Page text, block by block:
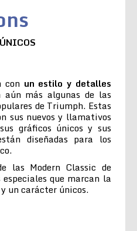
con un estilo y detalles
aún más algunas de las
de Triumph. Estas
sus nuevos y llamativos
gráficos únicos y sus
diseñadas para los
las Modern Classic de
que marcan la
un carácter únicos.